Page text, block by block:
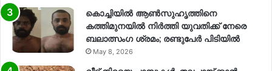
കൊച്ചിയിൽ ആൺസുഹൃത്തിനെ
കത്തിമുനയിൽ നിർത്തി യുവതിക്ക് നേരെ
ബലാത്സംഗ​ ശ്രമം; രണ്ടുപേർ പിടിയിൽ
May 8, 2026